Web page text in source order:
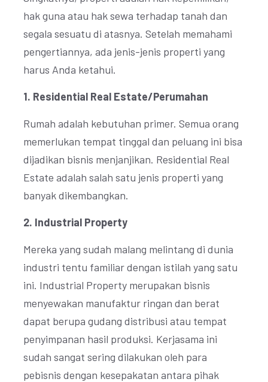
hak guna atau hak sewa terhadap tanah dan
segala sesuatu di atasnya. Setelah memahami
pengertiannya, ada jenis-jenis properti yang
harus Anda ketahui.
1. Residential Real Estate/Perumahan
Rumah adalah kebutuhan primer. Semua orang
memerlukan tempat tinggal dan peluang ini bisa
dijadikan bisnis menjanjikan. Residential Real
Estate adalah salah satu jenis properti yang
banyak dikembangkan.
2. Industrial Property
Mereka yang sudah malang melintang di dunia
industri tentu familiar dengan istilah yang satu
ini. Industrial Property merupakan bisnis
menyewakan manufaktur ringan dan berat
dapat berupa gudang distribusi atau tempat
penyimpanan hasil produksi. Kerjasama ini
sudah sangat sering dilakukan oleh para
pebisnis dengan kesepakatan antara pihak